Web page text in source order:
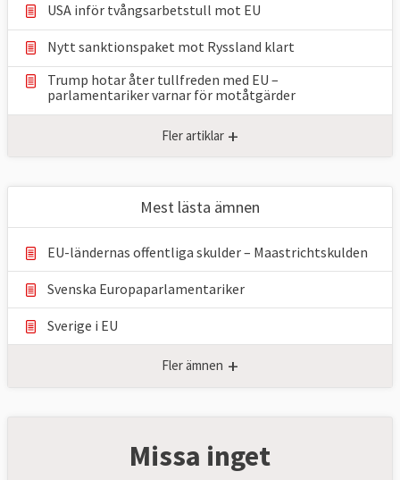
USA inför tvångsarbetstull mot EU
Nytt sanktionspaket mot Ryssland klart
Trump hotar åter tullfreden med EU –
parlamentariker ⁠varnar för motåtgärder
Fler artiklar +
Mest lästa ämnen
EU-ländernas offentliga skulder – Maastrichtskulden
Svenska Europaparlamentariker
Sverige i EU
Fler ämnen +
Missa inget